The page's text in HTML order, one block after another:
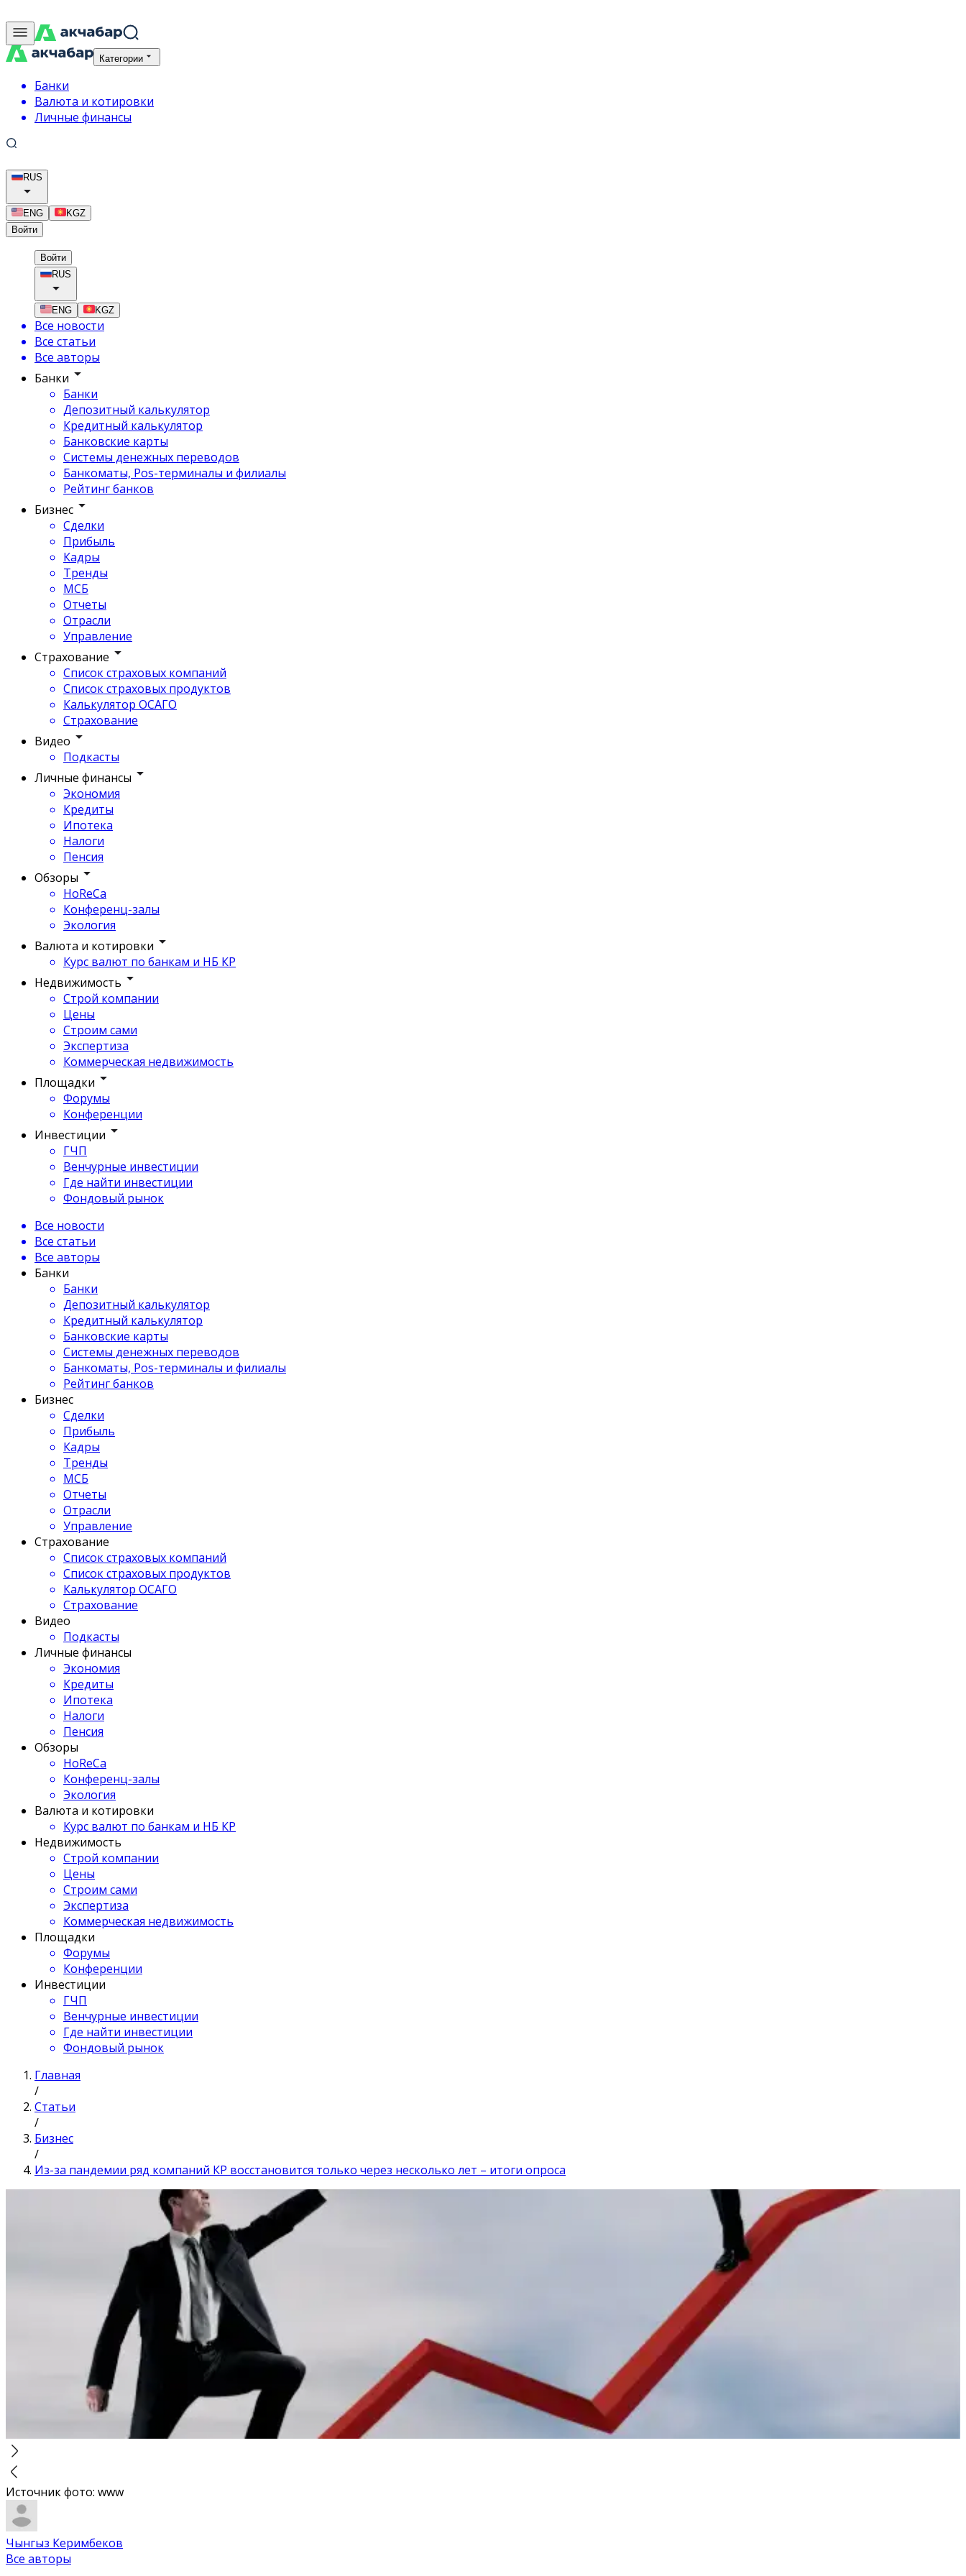
Категории
Банки
Валюта и котировки
Личные финансы
RUS
ENG
KGZ
Войти
Войти
RUS
ENG KGZ
Все новости
Все статьи
Все авторы
Банки
Банки
Депозитный калькулятор
Кредитный калькулятор
Банковские карты
Системы денежных переводов
Банкоматы, Pos-терминалы и филиалы
Рейтинг банков
Бизнес
Сделки
Прибыль
Кадры
Тренды
МСБ
Отчеты
Отрасли
Управление
Страхование
Список страховых компаний
Список страховых продуктов
Калькулятор ОСАГО
Страхование
Видео
Подкасты
Личные финансы
Экономия
Кредиты
Ипотека
Налоги
Пенсия
Обзоры
HoReCa
Конференц-залы
Экология
Валюта и котировки
Курс валют по банкам и НБ КР
Недвижимость
Строй компании
Цены
Строим сами
Экспертиза
Коммерческая недвижимость
Площадки
Форумы
Конференции
Инвестиции
ГЧП
Венчурные инвестиции
Где найти инвестиции
Фондовый рынок
Все новости
Все статьи
Все авторы
Банки
Банки
Депозитный калькулятор
Кредитный калькулятор
Банковские карты
Системы денежных переводов
Банкоматы, Pos-терминалы и филиалы
Рейтинг банков
Бизнес
Сделки
Прибыль
Кадры
Тренды
МСБ
Отчеты
Отрасли
Управление
Страхование
Список страховых компаний
Список страховых продуктов
Калькулятор ОСАГО
Страхование
Видео
Подкасты
Личные финансы
Экономия
Кредиты
Ипотека
Налоги
Пенсия
Обзоры
HoReCa
Конференц-залы
Экология
Валюта и котировки
Курс валют по банкам и НБ КР
Недвижимость
Строй компании
Цены
Строим сами
Экспертиза
Коммерческая недвижимость
Площадки
Форумы
Конференции
Инвестиции
ГЧП
Венчурные инвестиции
Где найти инвестиции
Фондовый рынок
Главная
/
Статьи
/
Бизнес
/
Из-за пандемии ряд компаний КР восстановится только через несколько лет – итоги опроса
Источник фото: www
Чынгыз Керимбеков
Все авторы